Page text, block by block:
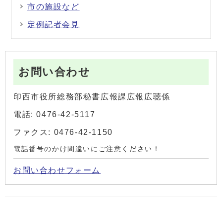
市の施設など
定例記者会見
お問い合わせ
印西市役所総務部秘書広報課広報広聴係
電話: 0476-42-5117
ファクス: 0476-42-1150
電話番号のかけ間違いにご注意ください！
お問い合わせフォーム